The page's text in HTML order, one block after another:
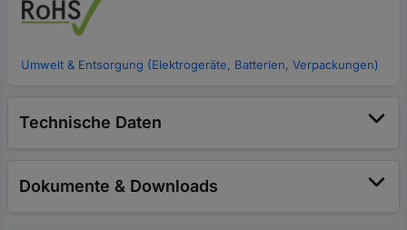
Umwelt & Entsorgung (Elektrogeräte, Batterien, Verpackungen)
Technische Daten
Dokumente & Downloads